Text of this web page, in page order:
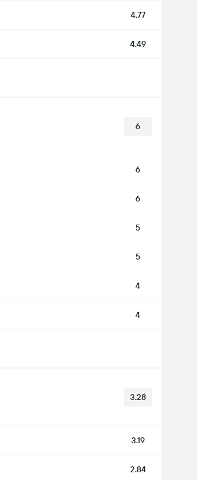
4.77
4.49
6
6
6
5
5
4
4
3.28
3.19
2.84